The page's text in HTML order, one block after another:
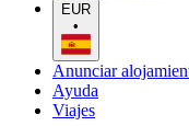
EUR
•
Anunciar
Ayuda
Viajes